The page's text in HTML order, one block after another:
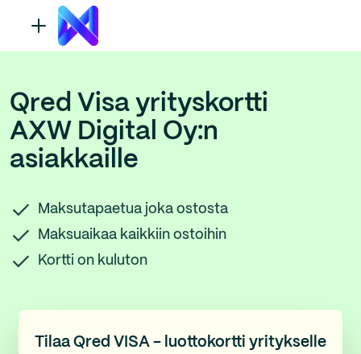
Qred Visa yrityskortti
AXW Digital Oy:n
asiakkaille
Maksutapaetua joka ostosta
Maksuaikaa kaikkiin ostoihin
Kortti on kuluton
Tilaa Qred VISA - luottokortti yritykselle